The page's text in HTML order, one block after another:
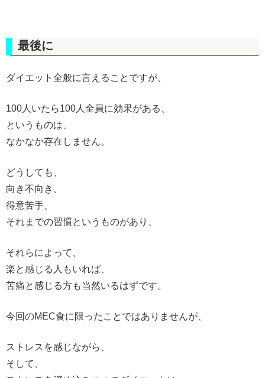
最後に
ダイエット全般に言えることですが、
100人いたら100人全員に効果がある、
というものは、
なかなか存在しません。
どうしても、
向き不向き、
得意苦手、
それまでの習慣というものがあり、
それらによって、
楽と感じる人もいれば、
苦痛と感じる方も当然いるはずです。
今回のMEC食に限ったことではありませんが、
ストレスを感じながら、
そして、